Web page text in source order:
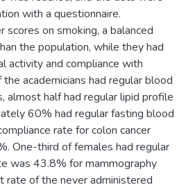
with a questionnaire.
scores on smoking, a balanced
the population, while they had
activity and compliance with
academicians had regular blood
almost half had regular lipid profile
60% had regular fasting blood
rate for colon cancer
One-third of females had regular
was 43.8% for mammography
rate of the never administered